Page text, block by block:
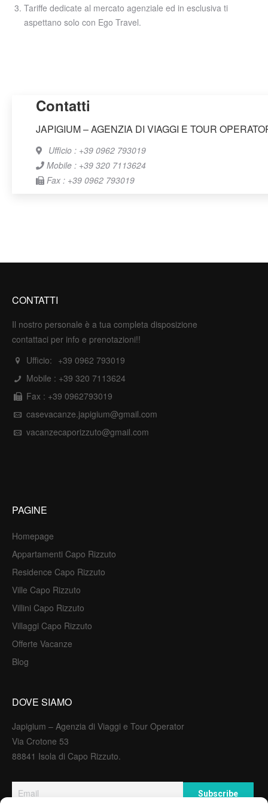
Tariffe dedicate al mercato agenziale ed in esclusiva ti
aspettano solo con Ego Travel.
Contatti
JAPIGIUM – AGENZIA DI VIAGGI E TOUR
Ufficio : +39 0962 793019
Mobile : +39 320 7113624
Fax : +39 0962 793019
CONTATTI
Il nostro personale è a tua completa disposizione
contattaci per info e prenotazioni!!
Ufficio: +39 0962 793019
Mobile : +39 320 7113624
Fax : +39 0962793019
casevacanze.japigium@gmail.com
vacanzecaporizzuto@gmail.com
PAGINE
Homepage
Appartamenti Capo Rizzuto
Residence Capo Rizzuto
Ville Capo Rizzuto
Villini Capo Rizzuto
Villaggi Capo Rizzuto
Offerte Vacanze
Blog
DOVE SIAMO
Japigium – Agenzia di Viaggi e Tour Operator
Via Crotone 53
88841 Isola di Capo Rizzuto.